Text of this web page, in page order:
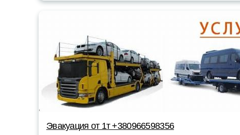
Эвакуация от 1т +380966598356